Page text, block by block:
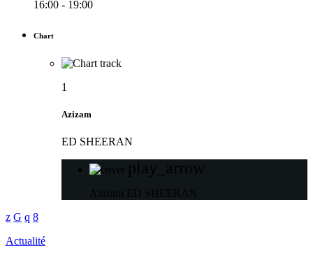
16:00 - 19:00
Chart
1
Azizam
ED SHEERAN
play_arrow
Azizam ED SHEERAN
Actualité